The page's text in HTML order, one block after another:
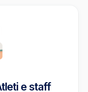
e staff